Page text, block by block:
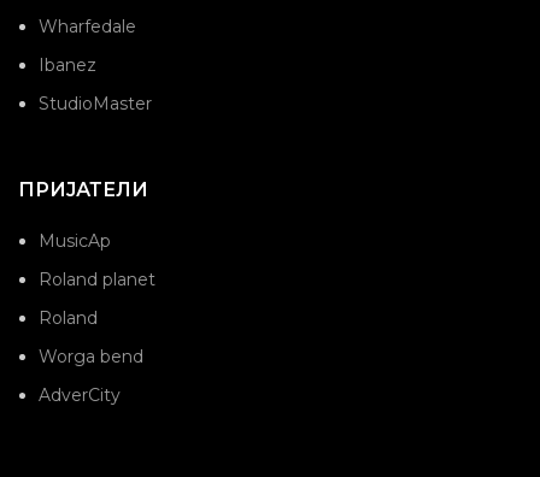
Wharfedale
Ibanez
StudioMaster
ПРИЈАТЕЛИ
MusicAp
Roland planet
Roland
Worga bend
AdverCity